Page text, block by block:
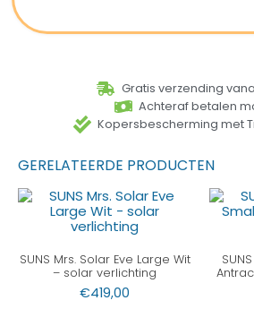
Gratis verzending
Achteraf betalen
Kopersbescherming met
GERELATEERDE PRODUCTEN
SUNS Mrs. Solar Eve Large Wit
– solar verlichting
€419,00